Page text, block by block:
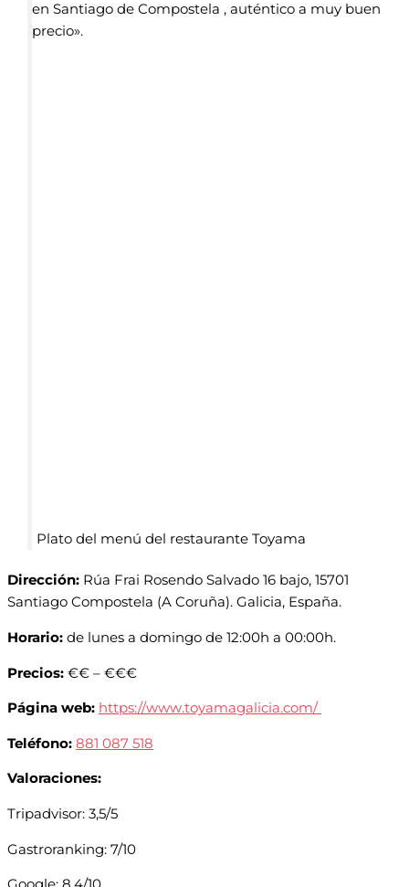
en Santiago de Compostela , auténtico a muy buen
precio».
Plato del menú del restaurante Toyama
Dirección: Rúa Frai Rosendo Salvado 16 bajo, 15701
Santiago Compostela (A Coruña). Galicia, España.
Horario: de lunes a domingo de 12:00h a 00:00h.
Precios: €€ – €€€
Página web: https://www.toyamagalicia.com/
Teléfono: 881 087 518
Valoraciones:
Tripadvisor: 3,5/5
Gastroranking: 7/10